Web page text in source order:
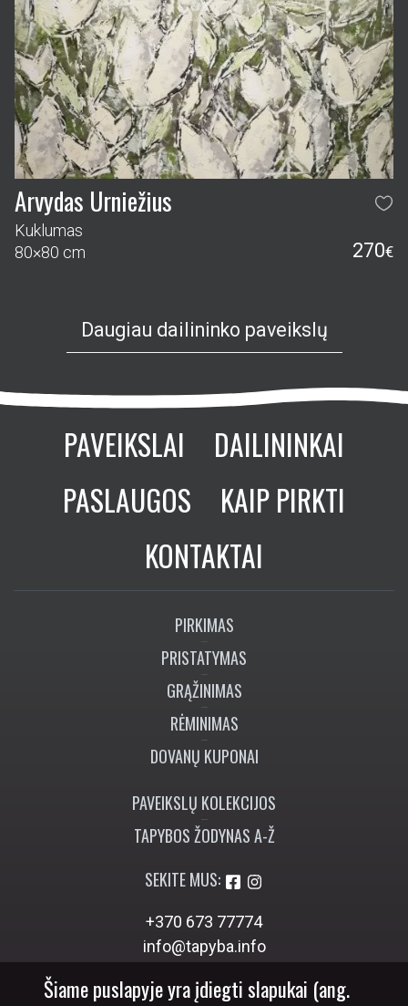
Arvydas Urniežius
Kuklumas
80×80 cm
270€
Daugiau dailininko paveikslų
PAVEIKSLAI
DAILININKAI
PASLAUGOS
KAIP PIRKTI
KONTAKTAI
PIRKIMAS
PRISTATYMAS
GRĄŽINIMAS
RĖMINIMAS
DOVANŲ KUPONAI
PAVEIKSLŲ KOLEKCIJOS
TAPYBOS ŽODYNAS A-Ž
SEKITE MUS:
+370 673 77774
info@tapyba.info
Šiame puslapyje yra įdiegti slapukai (ang.